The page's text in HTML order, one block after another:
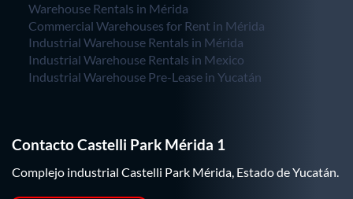
Warehouse Rentals in Mérida
Commercial Warehouses for Rent in Mérida
Industrial Warehouse Rentals in Mérida
Industrial Warehouse Rentals in Mexico
Industrial Warehouse Pre-Lease in Yucatán
Contacto Castelli Park Mérida 1
Complejo industrial Castelli Park Mérida, Estado de Yucatán.